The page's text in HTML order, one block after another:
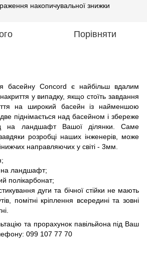
накопичувальної знижки
Порівняти
Concord є найбільш вдалим
у випадку, якщо стоїть завдання
на широкий басейн із найменшою
піднімається над басейном і збереже
на ландшафт Вашої ділянки. Саме
розробці наших інженерів, може
направляючих у світі - 3мм.
ландшафт;
полікарбонат;
дуги та бічної стійки не мають
помітні кріплення всередині та зовні
та прорахунок павільйона під Ваш
099 107 77 70